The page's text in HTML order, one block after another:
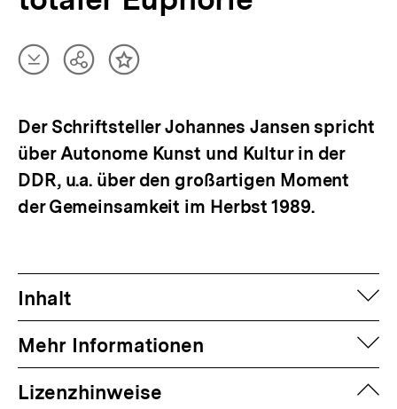
Artikel
herunterladen
TeilenInhalt
Der Schriftsteller Johannes Jansen spricht
über Autonome Kunst und Kultur in der
DDR, u.a. über den großartigen Moment
der Gemeinsamkeit im Herbst 1989.
Inhalt
Mehr Informationen
Lizenzhinweise